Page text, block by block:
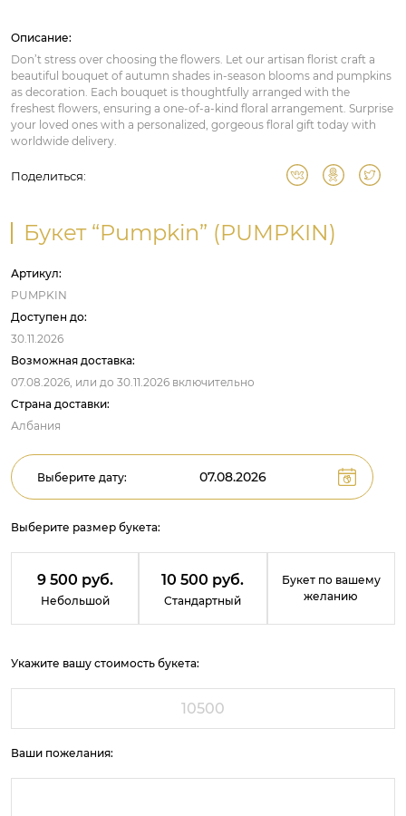
Описание:
Don’t stress over choosing the flowers. Let our artisan florist craft a
beautiful bouquet of autumn shades in-season blooms and pumpkins
as decoration. Each bouquet is thoughtfully arranged with the
freshest flowers, ensuring a one-of-a-kind floral arrangement. Surprise
your loved ones with a personalized, gorgeous floral gift today with
worldwide delivery.
Поделиться:
Букет “Pumpkin” (PUMPKIN)
Артикул:
PUMPKIN
Доступен до:
30.11.2026
Возможная доставка:
07.08.2026, или до 30.11.2026 включительно
Страна доставки:
Албания
Выберите дату:
Выберите размер букета:
9 500 руб.
Небольшой
10 500 руб.
Стандартный
Букет по вашему
желанию
Укажите вашу стоимость букета:
Ваши пожелания: